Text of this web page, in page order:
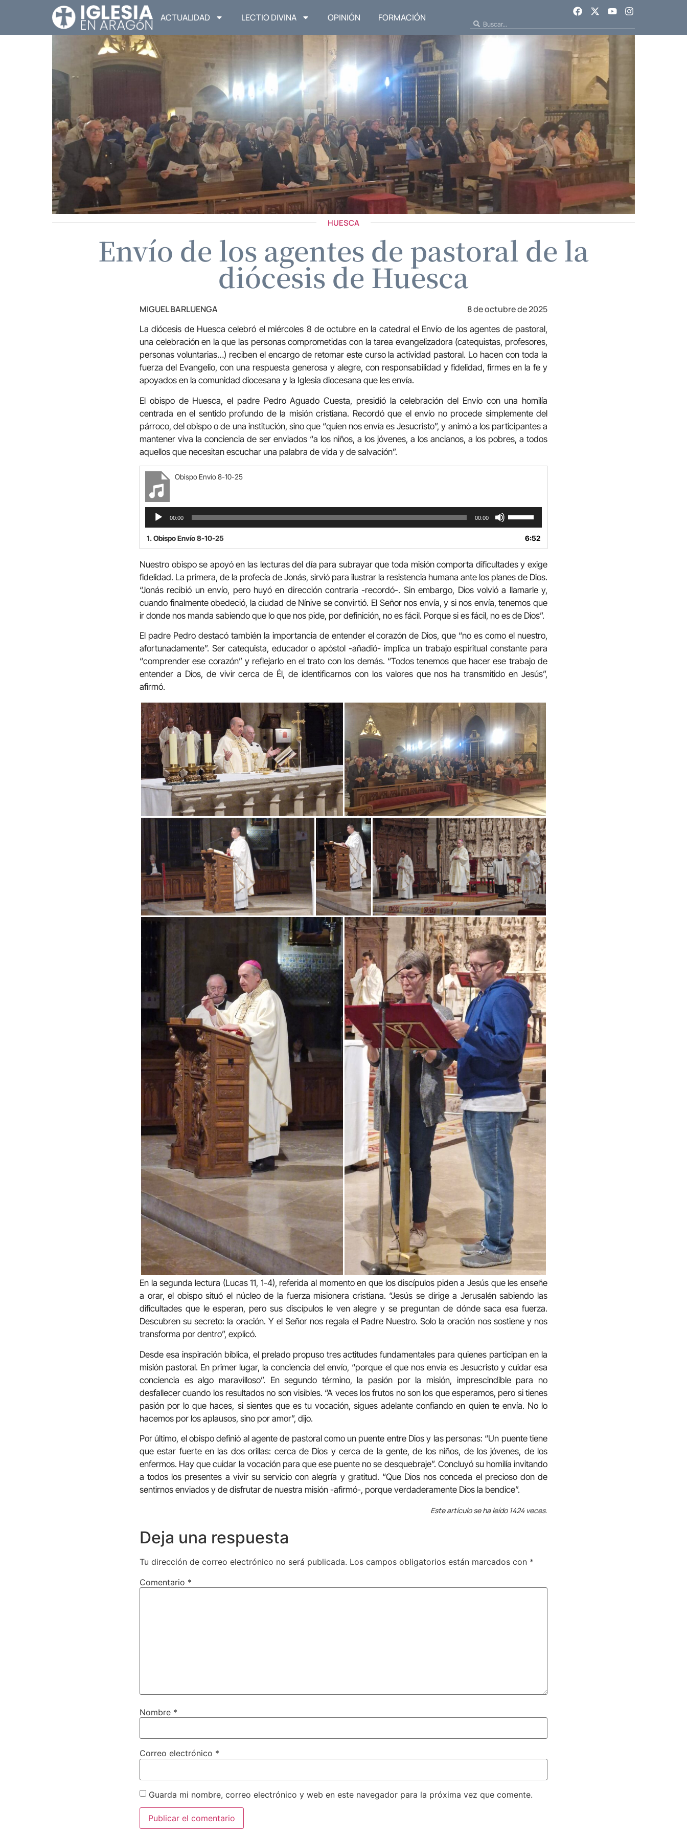
ACTUALIDAD LECTIO DIVINA OPINIÓN FORMACIÓN
HUESCA
Envío de los agentes de pastoral de la
diócesis de Huesca
MIGUEL BARLUENGA 8 de octubre de 2025
La diócesis de Huesca celebró el miércoles 8 de octubre en la catedral el Envío de los agentes de pastoral,
una celebración en la que las personas comprometidas con la tarea evangelizadora (catequistas, profesores,
personas voluntarias…) reciben el encargo de retomar este curso la actividad pastoral. Lo hacen con toda la
fuerza del Evangelio, con una respuesta generosa y alegre, con responsabilidad y fidelidad, firmes en la fe y
apoyados en la comunidad diocesana y la Iglesia diocesana que les envía.
El obispo de Huesca, el padre Pedro Aguado Cuesta, presidió la celebración del Envío con una homilía
centrada en el sentido profundo de la misión cristiana. Recordó que el envío no procede simplemente del
párroco, del obispo o de una institución, sino que “quien nos envía es Jesucristo”, y animó a los participantes a
mantener viva la conciencia de ser enviados “a los niños, a los jóvenes, a los ancianos, a los pobres, a todos
aquellos que necesitan escuchar una palabra de vida y de salvación”.
Obispo Envío 8-10-25
Reproductor
audio
00:00 00:00
arriba/abajo
para
aumentar
disminuir
el
1.Obispo Envío 8-10-25 6:52
Nuestro obispo se apoyó en las lecturas del día para subrayar que toda misión comporta dificultades y exige
fidelidad. La primera, de la profecía de Jonás, sirvió para ilustrar la resistencia humana ante los planes de Dios.
“Jonás recibió un envío, pero huyó en dirección contraria -recordó-. Sin embargo, Dios volvió a llamarle y,
cuando finalmente obedeció, la ciudad de Nínive se convirtió. El Señor nos envía, y si nos envía, tenemos que
ir donde nos manda sabiendo que lo que nos pide, por definición, no es fácil. Porque si es fácil, no es de Dios”.
El padre Pedro destacó también la importancia de entender el corazón de Dios, que “no es como el nuestro,
afortunadamente”. Ser catequista, educador o apóstol -añadió- implica un trabajo espiritual constante para
“comprender ese corazón” y reflejarlo en el trato con los demás. “Todos tenemos que hacer ese trabajo de
entender a Dios, de vivir cerca de Él, de identificarnos con los valores que nos ha transmitido en Jesús”,
afirmó.
En la segunda lectura (Lucas 11, 1-4), referida al momento en que los discípulos piden a Jesús que les enseñe
a orar, el obispo situó el núcleo de la fuerza misionera cristiana. “Jesús se dirige a Jerusalén sabiendo las
dificultades que le esperan, pero sus discípulos le ven alegre y se preguntan de dónde saca esa fuerza.
Descubren su secreto: la oración. Y el Señor nos regala el Padre Nuestro. Solo la oración nos sostiene y nos
transforma por dentro”, explicó.
Desde esa inspiración bíblica, el prelado propuso tres actitudes fundamentales para quienes participan en la
misión pastoral. En primer lugar, la conciencia del envío, “porque el que nos envía es Jesucristo y cuidar esa
conciencia es algo maravilloso”. En segundo término, la pasión por la misión, imprescindible para no
desfallecer cuando los resultados no son visibles. “A veces los frutos no son los que esperamos, pero si tienes
pasión por lo que haces, si sientes que es tu vocación, sigues adelante confiando en quien te envía. No lo
hacemos por los aplausos, sino por amor”, dijo.
Por último, el obispo definió al agente de pastoral como un puente entre Dios y las personas: “Un puente tiene
que estar fuerte en las dos orillas: cerca de Dios y cerca de la gente, de los niños, de los jóvenes, de los
enfermos. Hay que cuidar la vocación para que ese puente no se desquebraje”. Concluyó su homilía invitando
a todos los presentes a vivir su servicio con alegría y gratitud. “Que Dios nos conceda el precioso don de
sentirnos enviados y de disfrutar de nuestra misión -afirmó-, porque verdaderamente Dios la bendice”.
Este artículo se ha leído 1424 veces.
Deja una respuesta
Tu dirección de correo electrónico no será publicada. Los campos obligatorios están marcados con *
Comentario *
Nombre *
Correo electrónico *
Guarda mi nombre, correo electrónico y web en este navegador para la próxima vez que comente.